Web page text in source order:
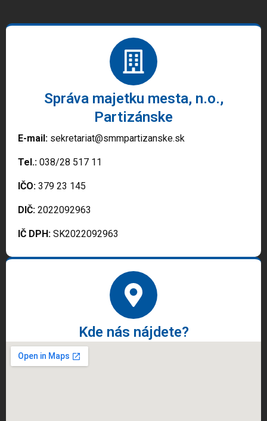
Správa majetku mesta, n.o.,
Partizánske
E-mail: sekretariat@smmpartizanske.sk
Tel.: 038/28 517 11
IČO: 379 23 145
DIČ: 2022092963
IČ DPH: SK2022092963
Kde nás nájdete?